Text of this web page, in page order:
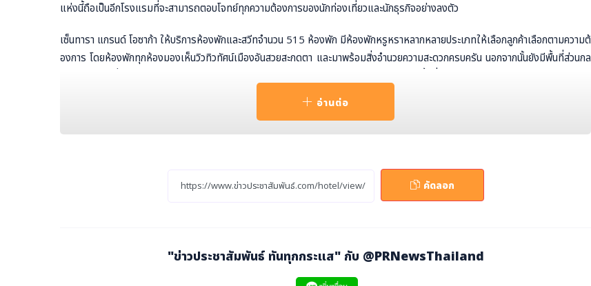
แห่งนี้ถือเป็นอีกโรงแรมที่จะสามารถตอบโจทย์ทุกความต้องการของนักท่องเที่ยวและนักธุรกิจอย่างลงตัว
เซ็นทารา แกรนด์ โอซาก้า ให้บริการห้องพักและสวีทจำนวน 515 ห้องพัก มีห้องพักหรูหราหลากหลายประเภทให้เลือกลูกค้าเลือกตามความต้
องการ โดยห้องพักทุกห้องมองเห็นวิวทิวทัศน์เมืองอันสวยสะกดตา และมาพร้อมสิ่งอำนวยความสะดวกครบครัน นอกจากนั้นยังมีพื้นที่ส่วนกล
เพื่อฉลองการเตรียมเปิดให้บริการโรงแรมเซ็นทารา แกรนด์ โอซาก้า อย่างเป็นทางการในเร็วๆ นี้ เซ็นทารามอบข้อเสนอสุดพิเศษ 2 แพ็กเก
สัมผัสประสบการณ์การพักผ่อนใจกลางย่านนัมบะที่โรงแรมเซ็นทารา แกรนด์ โอซาก้า ด้วยข้อเสนอสุดพิเศษ
31 ธันวาคม 2566 และเข้าพักได้ตั้งแต่ 1 กรกฎาคม 2566 - 31 ธันวาคม 2566
อ่านต่อ
คัดลอก
"ข่าวประชาสัมพันธ์ ทันทุกกระแส" กับ @PRNewsThailand